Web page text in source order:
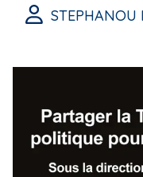
STEPHANOU